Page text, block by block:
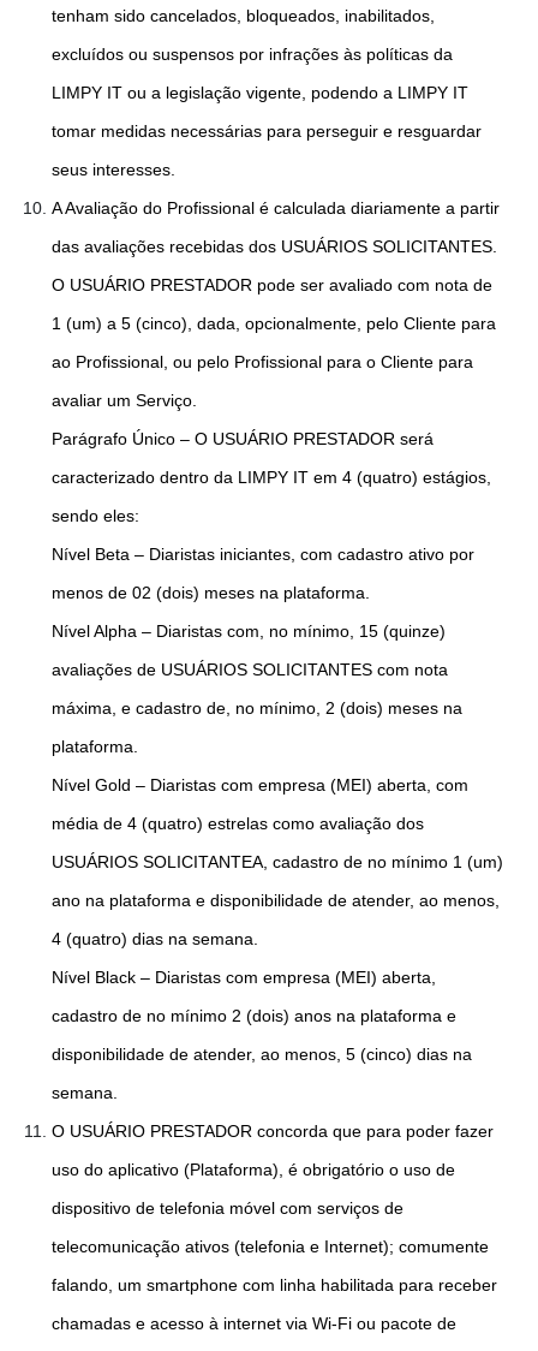
tenham sido cancelados, bloqueados, inabilitados,
excluídos ou suspensos por infrações às políticas da
LIMPY IT ou a legislação vigente, podendo a LIMPY IT
tomar medidas necessárias para perseguir e resguardar
seus interesses.
A Avaliação do Profissional é calculada diariamente a partir
das avaliações recebidas dos USUÁRIOS SOLICITANTES.
O USUÁRIO PRESTADOR pode ser avaliado com nota de
1 (um) a 5 (cinco), dada, opcionalmente, pelo Cliente para
ao Profissional, ou pelo Profissional para o Cliente para
avaliar um Serviço.
Parágrafo Único – O USUÁRIO PRESTADOR será
caracterizado dentro da LIMPY IT em 4 (quatro) estágios,
sendo eles:
Nível Beta – Diaristas iniciantes, com cadastro ativo por
menos de 02 (dois) meses na plataforma.
Nível Alpha – Diaristas com, no mínimo, 15 (quinze)
avaliações de USUÁRIOS SOLICITANTES com nota
máxima, e cadastro de, no mínimo, 2 (dois) meses na
plataforma.
Nível Gold – Diaristas com empresa (MEI) aberta, com
média de 4 (quatro) estrelas como avaliação dos
USUÁRIOS SOLICITANTEA, cadastro de no mínimo 1 (um)
ano na plataforma e disponibilidade de atender, ao menos,
4 (quatro) dias na semana.
Nível Black – Diaristas com empresa (MEI) aberta,
cadastro de no mínimo 2 (dois) anos na plataforma e
disponibilidade de atender, ao menos, 5 (cinco) dias na
semana.
O USUÁRIO PRESTADOR concorda que para poder fazer
uso do aplicativo (Plataforma), é obrigatório o uso de
dispositivo de telefonia móvel com serviços de
telecomunicação ativos (telefonia e Internet); comumente
falando, um smartphone com linha habilitada para receber
chamadas e acesso à internet via Wi-Fi ou pacote de